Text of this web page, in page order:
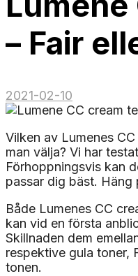
– Fair
2021-02-10
Vilken av Lumenes
man välja? Vi har
Förhoppningsvis kan
passar dig bäst. Häng
Både Lumenes CC
kan vid en första
Skillnaden dem
respektive gula toner,
tonen.